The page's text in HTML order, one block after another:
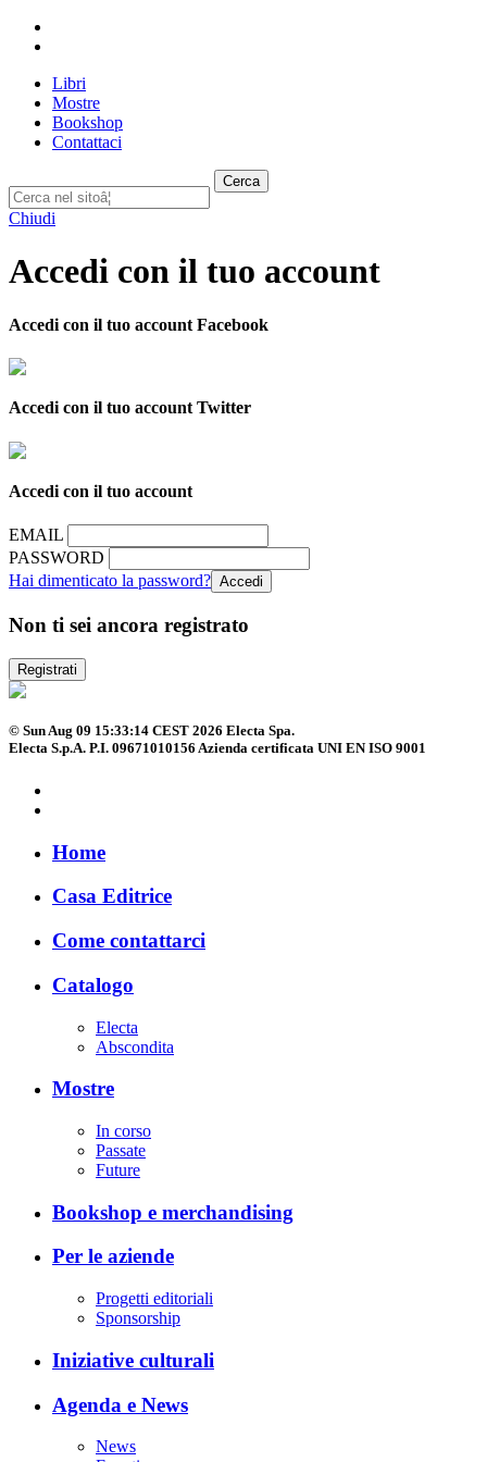
Libri
Mostre
Bookshop
Contattaci
Cerca
Chiudi
Accedi con il tuo account
Accedi con il tuo account Facebook
Accedi con il tuo account Twitter
Accedi con il tuo account
EMAIL
PASSWORD
Hai dimenticato la password?
Non ti sei ancora registrato
Registrati
© Sun Aug 09 15:33:14 CEST 2026 Electa Spa.
Electa S.p.A. P.I. 09671010156 Azienda certificata UNI EN ISO 9001
Home
Casa Editrice
Come contattarci
Catalogo
Electa
Abscondita
Mostre
In corso
Passate
Future
Bookshop e merchandising
Per le aziende
Progetti editoriali
Sponsorship
Iniziative culturali
Agenda e News
News